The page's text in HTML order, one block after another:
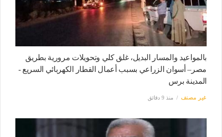
بالمواعيد والمسار البديل، غلق كلي وتحويلات مرورية بطريق
مصر– أسوان الزراعي بسبب أعمال القطار الكهربائي السريع -
المدينة برس
غير مصنف منذ 9 دقائق